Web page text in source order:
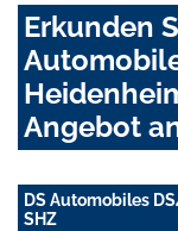
Erkunden
Angebot
DS Automobiles
SHZ